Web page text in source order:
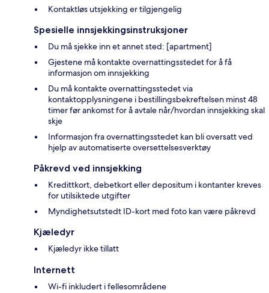
Kontaktløs utsjekking er tilgjengelig
Spesielle innsjekkingsinstruksjoner
Du må sjekke inn et annet sted: [apartment]
Gjestene må kontakte overnattingsstedet for å få
informasjon om innsjekking
Du må kontakte overnattingsstedet via
kontaktopplysningene i bestillingsbekreftelsen minst 48
timer før ankomst for å avtale når/hvordan innsjekking skal
skje
Informasjon fra overnattingsstedet kan bli oversatt ved
hjelp av automatiserte oversettelsesverktøy
Påkrevd ved innsjekking
Kredittkort, debetkort eller depositum i kontanter kreves
for utilsiktede utgifter
Myndighetsutstedt ID-kort med foto kan være påkrevd
Kjæledyr
Kjæledyr ikke tillatt
Internett
Wi-fi inkludert i fellesområdene